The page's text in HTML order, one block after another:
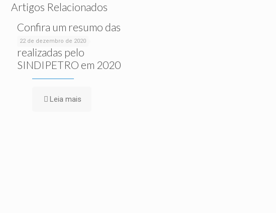
Artigos Relacionados
22 de dezembro de 2020
Confira um resumo das
ações sociais
realizadas pelo
SINDIPETRO em 2020
Leia mais